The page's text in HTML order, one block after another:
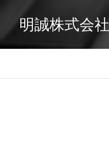
明誠株式会社